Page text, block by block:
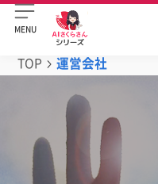
MENU
TOP 運営会社